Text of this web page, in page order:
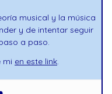
musical y la música
y de intentar seguir
a paso.
mi en este link